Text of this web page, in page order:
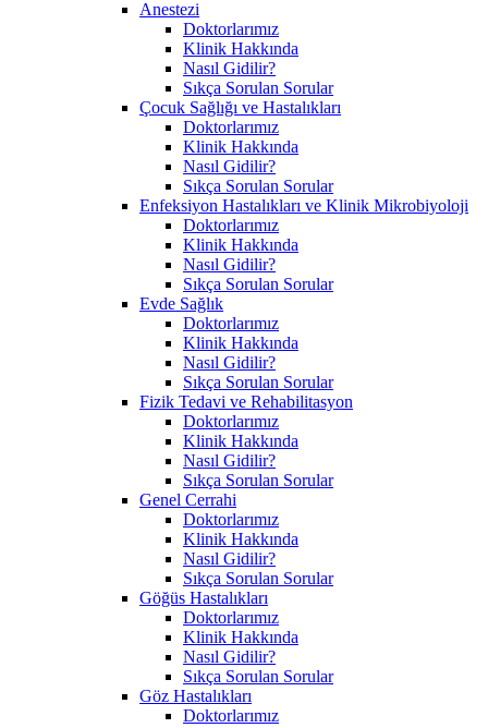
Anestezi
Doktorlarımız
Klinik Hakkında
Nasıl Gidilir?
Sıkça Sorulan Sorular
Çocuk Sağlığı ve Hastalıkları
Doktorlarımız
Klinik Hakkında
Nasıl Gidilir?
Sıkça Sorulan Sorular
Enfeksiyon Hastalıkları ve Klinik Mikrobiyoloji
Doktorlarımız
Klinik Hakkında
Nasıl Gidilir?
Sıkça Sorulan Sorular
Evde Sağlık
Doktorlarımız
Klinik Hakkında
Nasıl Gidilir?
Sıkça Sorulan Sorular
Fizik Tedavi ve Rehabilitasyon
Doktorlarımız
Klinik Hakkında
Nasıl Gidilir?
Sıkça Sorulan Sorular
Genel Cerrahi
Doktorlarımız
Klinik Hakkında
Nasıl Gidilir?
Sıkça Sorulan Sorular
Göğüs Hastalıkları
Doktorlarımız
Klinik Hakkında
Nasıl Gidilir?
Sıkça Sorulan Sorular
Göz Hastalıkları
Doktorlarımız